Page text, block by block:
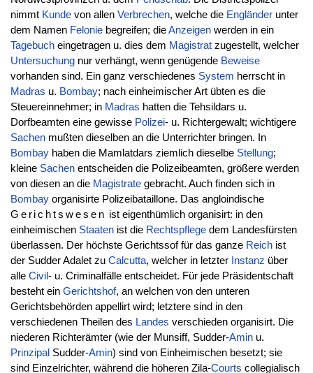
nimmt Kundevon allen Verbrechen, welche die Engländerunter
dem Namen Feloniebegreifen; dieAnzeigenwerden in ein
Tagebucheingetragen u. dies dem Magistratzugestellt, welcher
Untersuchungnur verhängt, wenn genügende Beweise
vorhanden sind. Ein ganz verschiedenes System herrscht in
Madras u. Bombay; nach einheimischer Art übten es die
Steuereinnehmer; in Madras hatten die Tehsildars u.
Dorfbeamten eine gewisse Polizei- u. Richtergewalt; wichtigere
Sachenmußten dieselben an die Unterrichter bringen. In
Bombayhaben die Mamlatdars ziemlich dieselbe Stellung;
kleine Sachenentscheiden die Polizeibeamten, größere werden
von diesen an die Magistrategebracht. Auch finden sich in
Bombayorganisirte Polizeibataillone. Das angloindische
Gerichtswesen ist eigenthümlich organisirt: in den
einheimischen Staatenist die Rechtspflegedem Landesfürsten
überlassen. Der höchste Gerichtssof für das ganze Reichist
der Sudder Adalet zu Calcutta, welcher in letzter Instanz über
alle Civil- u. Criminalfälle entscheidet. Für jede Präsidentschaft
besteht ein Gerichtshof, an welchen von den unteren
Gerichtsbehörden appellirt wird; letztere sind in den
verschiedenen Theilen des Landes verschieden organisirt. Die
niederen Richterämter (wie der Munsiff, Sudder-Aminu.
Prinzipal Sudder-Amin) sind von Einheimischen besetzt; sie
sind Einzelrichter, während die höheren Zila-Courts collegialisch